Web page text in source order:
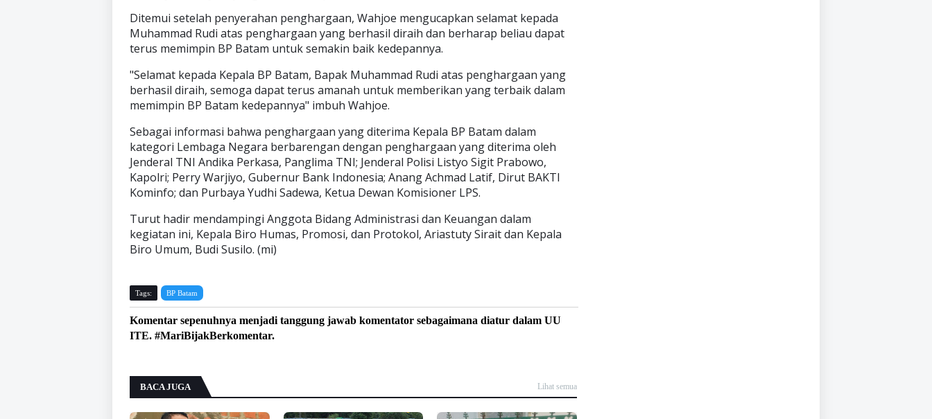
Ditemui setelah penyerahan penghargaan, Wahjoe mengucapkan selamat kepada
Muhammad Rudi atas penghargaan yang berhasil diraih dan berharap beliau dapat
terus memimpin BP Batam untuk semakin baik kedepannya.
"Selamat kepada Kepala BP Batam, Bapak Muhammad Rudi atas penghargaan yang
berhasil diraih, semoga dapat terus amanah untuk memberikan yang terbaik dalam
memimpin BP Batam kedepannya" imbuh Wahjoe.
Sebagai informasi bahwa penghargaan yang diterima Kepala BP Batam dalam
kategori Lembaga Negara berbarengan dengan penghargaan yang diterima oleh
Jenderal TNI Andika Perkasa, Panglima TNI; Jenderal Polisi Listyo Sigit Prabowo,
Kapolri; Perry Warjiyo, Gubernur Bank Indonesia; Anang Achmad Latif, Dirut BAKTI
Kominfo; dan Purbaya Yudhi Sadewa, Ketua Dewan Komisioner LPS.
Turut hadir mendampingi Anggota Bidang Administrasi dan Keuangan dalam
kegiatan ini, Kepala Biro Humas, Promosi, dan Protokol, Ariastuty Sirait dan Kepala
Biro Umum, Budi Susilo. (mi)
Tags: BP Batam
Komentar sepenuhnya menjadi tanggung jawab komentator sebagaimana diatur dalam UU
ITE. #MariBijakBerkomentar.
BACA JUGA Lihat semua